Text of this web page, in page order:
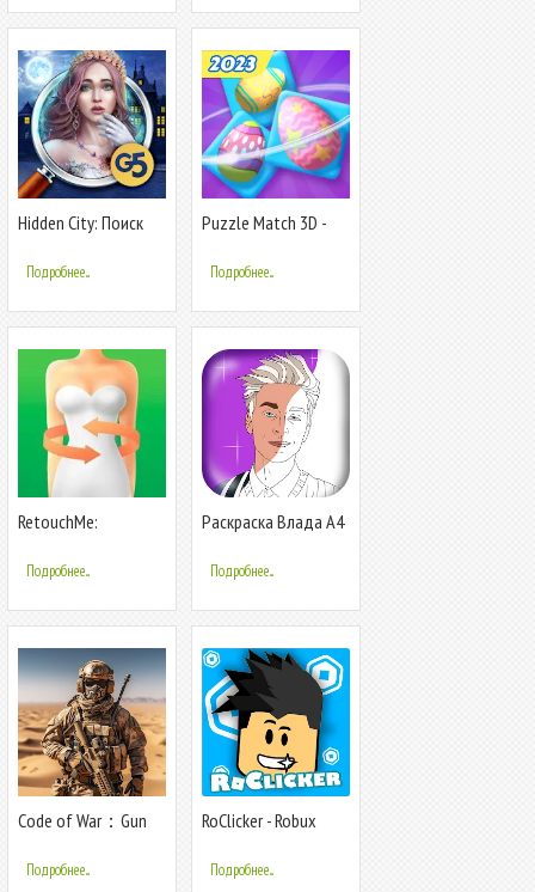
Hidden City: Поиск
Подробнее...
Puzzle Match 3D -
Подробнее...
RetouchMe:
лица, тела, селфи
фото
Подробнее...
Раскраска Влада А4
Подробнее...
Code of War：Gun
Подробнее...
RoClicker - Robux
Подробнее...